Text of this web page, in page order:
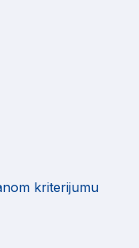
kriterijumu